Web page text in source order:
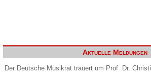
Aktuelle Meldungen
Der Deutsche Musikrat trauert um Prof. Dr.